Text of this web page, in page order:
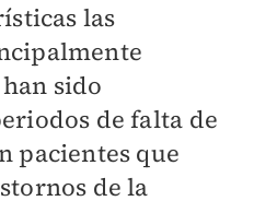
las
sido
de falta de
pacientes que
de la